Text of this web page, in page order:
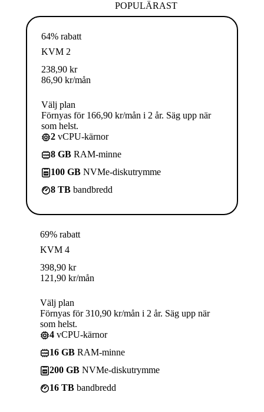
POPULÄRAST
64% rabatt
KVM 2
238,90 kr
86,90 kr/mån
Välj plan
Förnyas för 166,90 kr/mån i 2 år. Säg upp när
som helst.
2 vCPU-kärnor
8 GB RAM-minne
100 GB NVMe-diskutrymme
8 TB bandbredd
69% rabatt
KVM 4
398,90 kr
121,90 kr/mån
Välj plan
Förnyas för 310,90 kr/mån i 2 år. Säg upp när
som helst.
4 vCPU-kärnor
16 GB RAM-minne
200 GB NVMe-diskutrymme
16 TB bandbredd